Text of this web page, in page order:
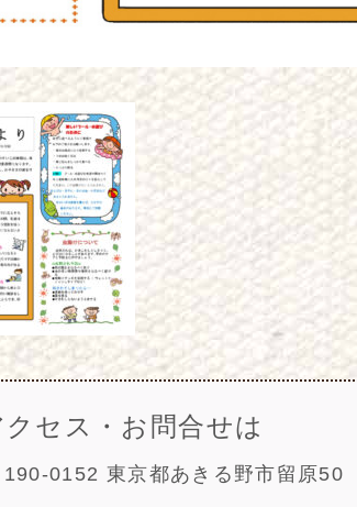
クセス・お問合せは
190-0152 東京都あきる野市留原50